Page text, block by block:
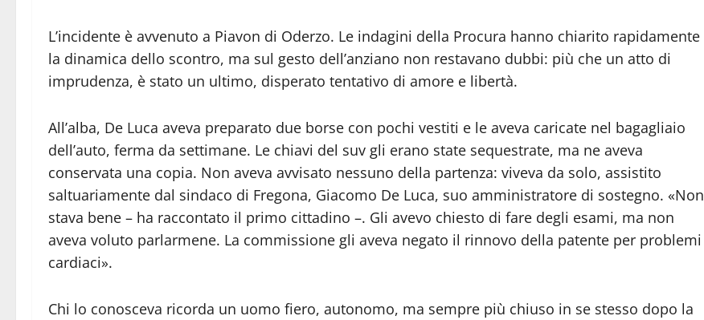
L’incidente è avvenuto a Piavon di Oderzo. Le indagini della Procura hanno chiarito rapidamente
la dinamica dello scontro, ma sul gesto dell’anziano non restavano dubbi: più che un atto di
imprudenza, è stato un ultimo, disperato tentativo di amore e libertà.
All’alba, De Luca aveva preparato due borse con pochi vestiti e le aveva caricate nel bagagliaio
dell’auto, ferma da settimane. Le chiavi del suv gli erano state sequestrate, ma ne aveva
conservata una copia. Non aveva avvisato nessuno della partenza: viveva da solo, assistito
saltuariamente dal sindaco di Fregona, Giacomo De Luca, suo amministratore di sostegno. «Non
stava bene – ha raccontato il primo cittadino –. Gli avevo chiesto di fare degli esami, ma non
aveva voluto parlarmene. La commissione gli aveva negato il rinnovo della patente per problemi
cardiaci».
Chi lo conosceva ricorda un uomo fiero, autonomo, ma sempre più chiuso in se stesso dopo la